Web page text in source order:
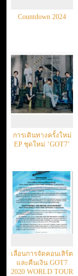
Countdown 2024
การเดินทางครั้งใหม่
EP ชุดใหม่ ‘GOT7’
เลื่อนการจัดคอนเสิร์ต
และคืนเงิน GOT7
2020 WORLD TOUR